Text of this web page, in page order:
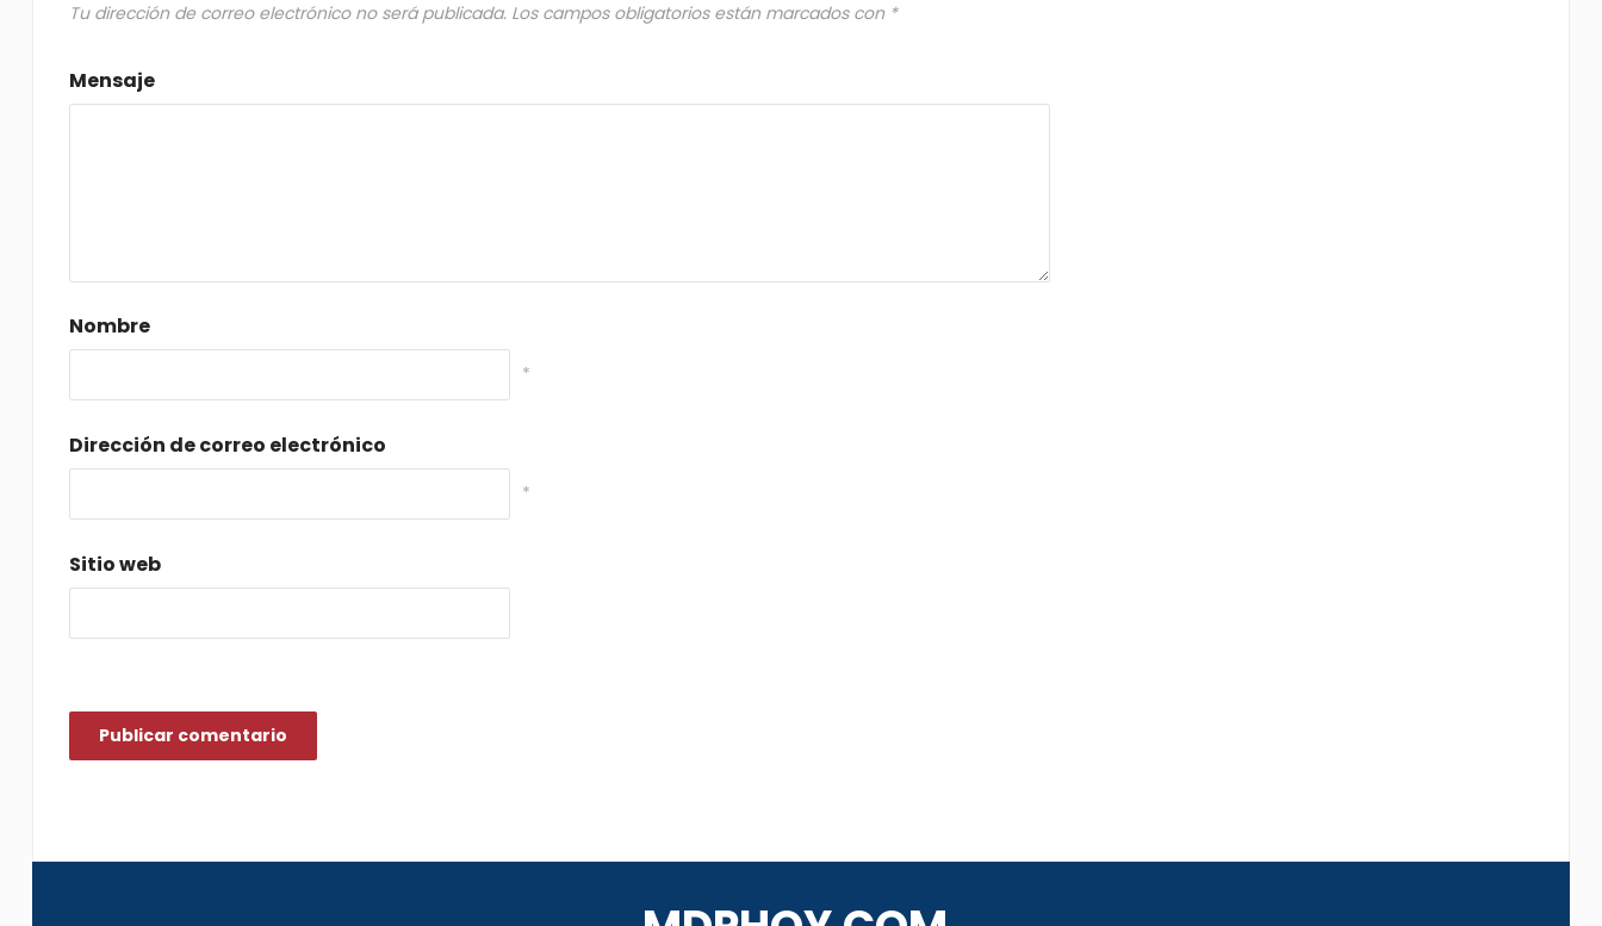
Tu dirección de correo electrónico no será publicada. Los campos obligatorios están marcados con *
Mensaje
Nombre
*
Dirección de correo electrónico
*
Sitio web